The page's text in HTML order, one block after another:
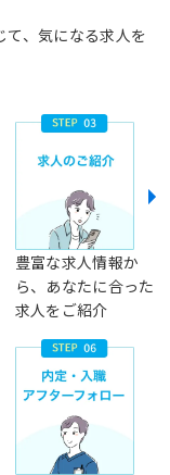
て、気になる求人を
豊富な求人情報か
ら、あなたに合った
求人をご紹介